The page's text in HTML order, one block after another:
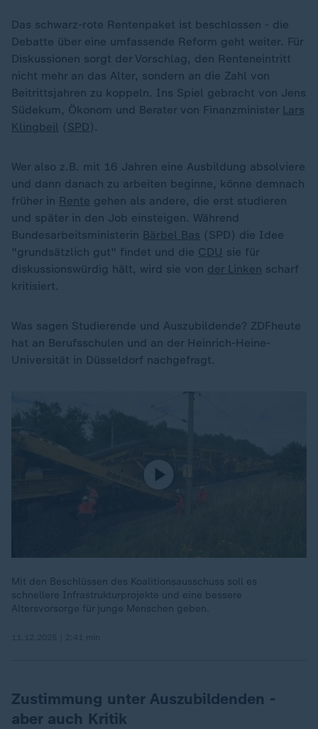
Das schwarz-rote Rentenpaket ist beschlossen - die
Debatte über eine umfassende Reform geht weiter. Für
Diskussionen sorgt der Vorschlag, den Renteneintritt
nicht mehr an das Alter, sondern an die Zahl von
Beitrittsjahren zu koppeln. Ins Spiel gebracht von Jens
Südekum, Ökonom und Berater von Finanzminister Lars
Klingbeil (SPD).
Wer also z.B. mit 16 Jahren eine Ausbildung absolviere
und dann danach zu arbeiten beginne, könne demnach
früher in Rente gehen als andere, die erst studieren
und später in den Job einsteigen. Während
Bundesarbeitsministerin Bärbel Bas (SPD) die Idee
"grundsätzlich gut" findet und die CDU sie für
diskussionswürdig hält, wird sie von der Linken scharf
kritisiert.
Was sagen Studierende und Auszubildende? ZDFheute
hat an Berufsschulen und an der Heinrich-Heine-
Universität in Düsseldorf nachgefragt.
Mit den Beschlüssen des Koalitionsausschuss soll es
schnellere Infrastrukturprojekte und eine bessere
Altersvorsorge für junge Menschen geben.
Zustimmung unter Auszubildenden -
aber auch Kritik